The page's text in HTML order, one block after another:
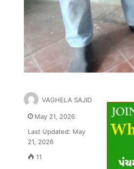
VAGHELA SAJID
May 21, 2026
Last Updated: May
21, 2026
11